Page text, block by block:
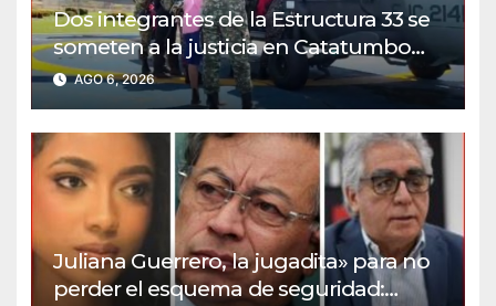
Dos integrantes de la Estructura 33 se
someten a la justicia en Catatumbo
VIDEO
AGO 6, 2026
Juliana Guerrero, la jugadita» para no
perder el esquema de seguridad: